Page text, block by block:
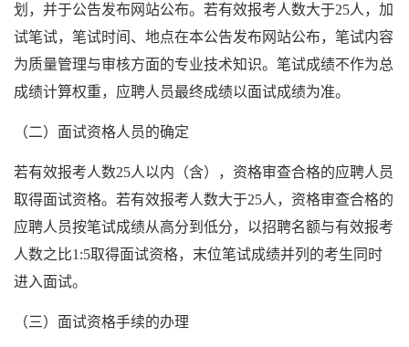
划，并于公告发布网站公布。若有效报考人数大于25人，加
试笔试，笔试时间、地点在本公告发布网站公布，笔试内容
为质量管理与审核方面的专业技术知识。笔试成绩‌不作为总
成绩计算权重‌，应聘人员最终成绩以面试成绩为准。
（二）面试资格人员的确定
若有效报考人数25人以内（含），资格审查合格的应聘人员
取得面试资格。若有效报考人数大于25人，资格审查合格的
应聘人员按笔试成绩从高分到低分，以招聘名额与有效报考
人数之比1:5取得面试资格，末位笔试成绩并列的考生同时
进入面试。
（三）面试资格手续的办理